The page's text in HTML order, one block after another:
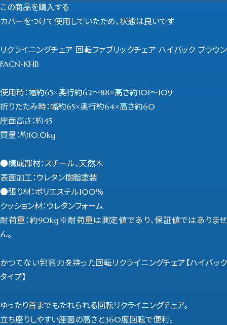
この商品を購入する
カバーをつけて使用していたため、状態は良いです
リクライニングチェア 回転ファブリックチェア ハイバック ブラウン
FACN-KHB
使用時：幅約65×奥行約62～88×高さ約101～109
折りたたみ時：幅約65×奥行約64×高さ約60
座面高さ：約45
質量：約10.0kg
●構成部材：スチール、天然木
表面加工：ウレタン樹脂塗装
●張り材：ポリエステル100％
クッション材：ウレタンフォーム
耐荷重：約90kg※耐荷重は測定値であり、保証値ではありませ
ん。
かつてない包容力を持った回転リクライニングチェア【ハイバック
タイプ】
ゆったり首までもたれられる回転リクライニングチェア。
立ち座りしやすい座面の高さと360度回転で便利。